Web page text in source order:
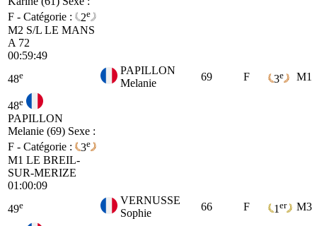
F - Catégorie :
2e
M2 S/L LE MANS
A 72
00:59:49
48e
PAPILLON
Melanie
69 F 3e M1
48e
PAPILLON
Melanie (69) Sexe :
F - Catégorie :
3e
M1 LE BREIL-
SUR-MERIZE
01:00:09
49e
VERNUSSE
Sophie
66 F 1 er M3